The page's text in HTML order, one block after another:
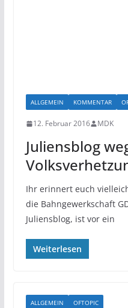
ALLGEMEIN KOMMENTAR
12. Februar 2016 MDK
Juliensblog
Ihr erinnert euch
die Bahngewerkschaft
Juliensblog, ist vor ein
Weiterlesen
ALLGEMEIN OFTOPIC